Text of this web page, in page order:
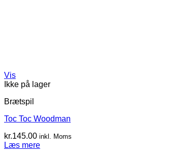
Vis
Ikke på lager
Brætspil
Toc Toc Woodman
kr.145.00 inkl. Moms
Læs mere